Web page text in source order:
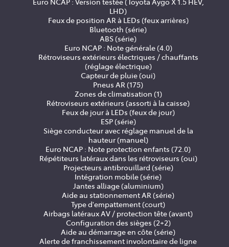
LHD)
Feux de position AR à LEDs (feux arrières)
Bluetooth (série)
ABS (série)
Euro NCAP : Note générale (4.0)
Rétroviseurs extérieurs électriques / chauffants
(réglage électrique)
Capteur de pluie (oui)
Pneus AR (175)
Zones de climatisation (1)
Rétroviseurs extérieurs (assorti à la caisse)
Feux de jour à LEDs (feux de jour)
ESP (série)
Siège conducteur avec réglage manuel de la
hauteur (manuel)
Euro NCAP : Note protection enfants (72.0)
Répétiteurs latéraux dans les rétroviseurs (oui)
Projecteurs antibrouillard (série)
Intégration mobile (série)
Jantes alliage (aluminium)
Aide au stationnement AR (série)
Type d'empattement (court)
Airbags latéraux AV / protection tête (avant)
Configuration des sièges (2+2)
Aide au démarrage en côte (série)
Alerte de franchissement involontaire de ligne